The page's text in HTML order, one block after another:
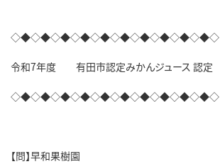
◇◆◇◆◇◆◇◆◇◆◇◆◇◆◇◆◇◆◇◆◇
令和7年度 有田市認定みかんジュース 認定
◇◆◇◆◇◆◇◆◇◆◇◆◇◆◇◆◇◆◇◆◇
【問】早和果樹園